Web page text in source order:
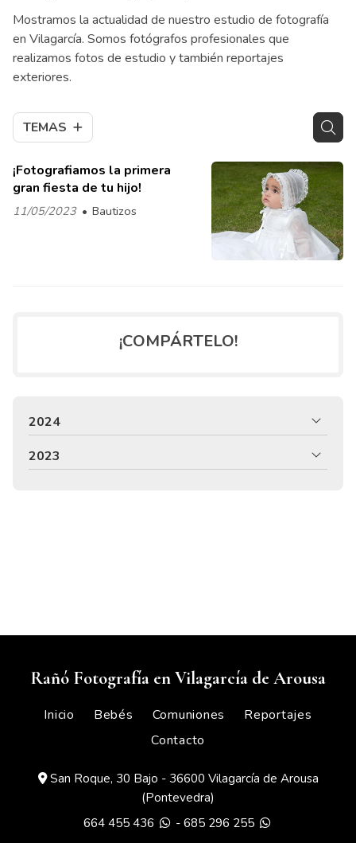
Mostramos la actualidad de nuestro estudio de fotografía
en Vilagarcía. Somos fotógrafos profesionales que
realizamos fotos de estudio y también reportajes
exteriores.
TEMAS
¡Fotografiamos la primera
gran fiesta de tu hijo!
11/05/2023 Bautizos
¡COMPÁRTELO!
2024
2023
Rañó Fotografía en Vilagarcía de Arousa
Inicio Bebés Comuniones
Reportajes
Contacto
San Roque, 30 Bajo - 36600 Vilagarcía de Arousa
(Pontevedra)
664 455 436
- 685 296 255